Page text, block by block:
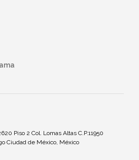
Piso 2 Col. Lomas Altas C.P.11950
Ciudad de México, México